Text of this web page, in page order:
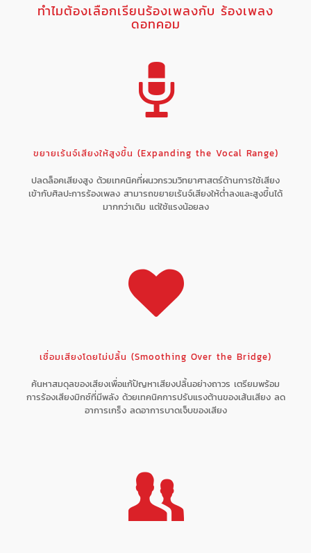
ทำไมต้องเลือกเรียนร้องเพลงกับ ร้องเพลง
ดอทคอม
ขยายเร้นจ์เสียงให้สูงขึ้น (Expanding the Vocal Range)
ปลดล็อคเสียงสูง ด้วยเทคนิคที่ผนวกรวมวิทยาศาสตร์ด้านการใช้เสียง
เข้ากับศิลปะการร้องเพลง สามารถขยายเร้นจ์เสียงให้ต่ำลงและสูงขึ้นได้
มากกว่าเดิม แต่ใช้แรงน้อยลง
เชื่อมเสียงโดยไม่ปลิ้น (Smoothing Over the Bridge)
ค้นหาสมดุลของเสียงเพื่อแก้ปัญหาเสียงปลิ้นอย่างถาวร เตรียมพร้อม
การร้องเสียงมิกซ์ที่มีพลัง ด้วยเทคนิคการปรับแรงต้านของเส้นเสียง ลด
อาการเกร็ง ลดอาการบาดเจ็บของเสียง